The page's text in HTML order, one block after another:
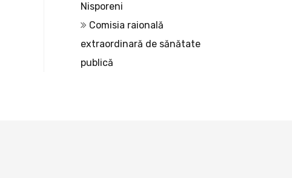
Nisporeni
Comisia raională
extraordinară de sănătate
publică